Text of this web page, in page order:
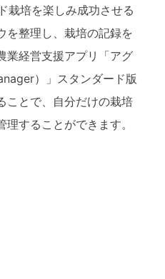
栽培を楽しみ成功させる
を整理し、栽培の記録を
業経営支援アプリ「アグ
）」スタンダード版
ことで、自分だけの栽培
することができます。